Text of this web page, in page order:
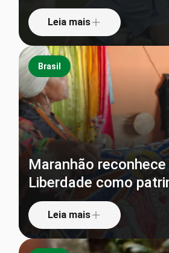
Leia mais
Brasil
Maranhão
Liberdade como
Leia mais